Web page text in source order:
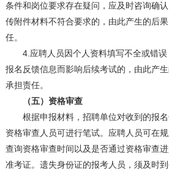
条件和岗位要求存在疑问，应及时咨询确
传附件材料不符合要求的，由此产生的后
任。
4.应聘人员因个人资料填写不全或错误
报名反馈信息而影响后续考试的，由此产
承担责任。
（五）资格审查
根据申报材料，招聘单位对收到的报名
资格审查人员可进行笔试。应聘人员可在
查询资格审查时间以及是否通过资格审查
准考证。遗失身份证的报考人员，须及时